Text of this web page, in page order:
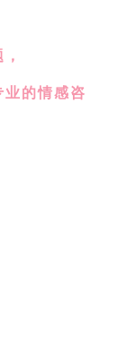
的情感咨